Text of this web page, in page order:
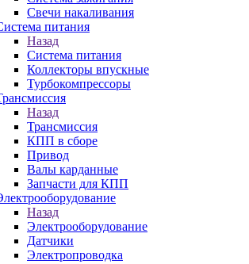
Свечи накаливания
питания
Назад
Система питания
Коллекторы впускные
Турбокомпрессоры
Назад
Трансмиссия
КПП в сборе
Привод
Валы карданные
Запчасти для КПП
Назад
Электрооборудование
Датчики
Электропроводка